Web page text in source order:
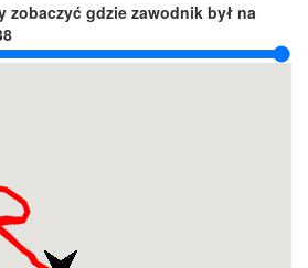
zobaczyć gdzie zawodnik był na